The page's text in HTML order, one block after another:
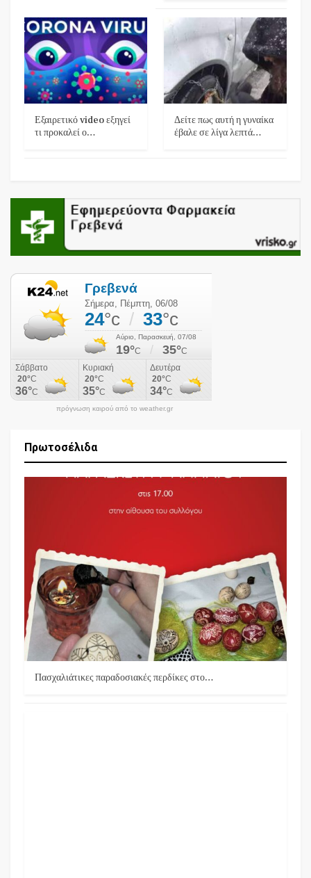
Εξαιρετικό video εξηγεί
τι προκαλεί ο…
Δείτε πως αυτή η γυναίκα
έβαλε σε λίγα λεπτά…
πρόγνωση καιρού από το weather.gr
Πρωτοσέλιδα
Πασχαλιάτικες παραδοσιακές περδίκες στο…